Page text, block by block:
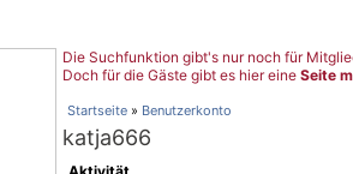
Die Suchfunktion gibt's nur noch für
Doch für die Gäste gibt es hier eine Seite
Startseite » Benutzerkonto
katja666